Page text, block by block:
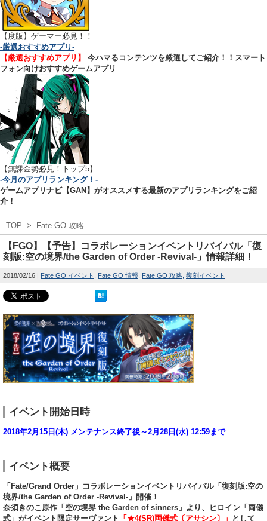
【 度版】ゲーマー必見！！
-厳選おすすめアプリ-
【厳選おすすめアプリ】
今ハマるコンテンツを厳選してご紹介！！スマート
フォン向けおすすめゲームアプリ
【無課金勢必見！トップ5】
-今月のアプリランキング！-
ゲームアプリナビ【GAN】がオススメする最新のアプリランキングをご紹
介！
TOP > Fate GO 攻略
【FGO】【予告】コラボレーションイベントリバイバル「復
刻版:空の境界/the Garden of Order -Revival-」情報詳細！
2018/02/16 Fate GO イベント Fate GO 情報 Fate GO 攻略 復刻イベント
イベント開始日時
2018年2月15日(木) メンテナンス終了後～2月28日(水) 12:59まで
イベント概要
「Fate/Grand Order」コラボレーションイベントリバイバル「復刻版:空の
境界/the Garden of Order -Revival-」開催！
奈須きのこ原作「空の境界 the Garden of sinners」より、ヒロイン「両儀
式」がイベント限定サーヴァント 「★4(SR)両儀式〔アサシン〕」 として